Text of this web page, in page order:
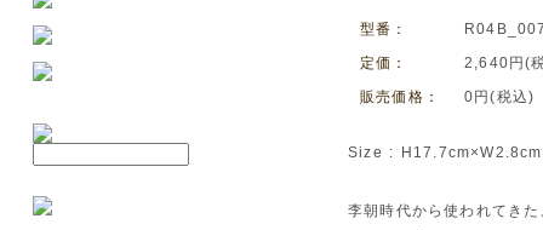
型番：
定価：
2,640円(
販売価格：
0円(税込)
Size : H17.7cm×W2.8cm
李朝時代から使われてき